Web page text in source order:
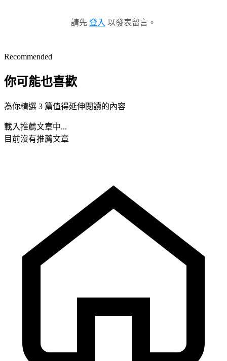
請先 登入 以發表留言。
Recommended
你可能也喜歡
為你精選 3 篇值得延伸閱讀的內容
載入推薦文章中...
目前沒有推薦文章